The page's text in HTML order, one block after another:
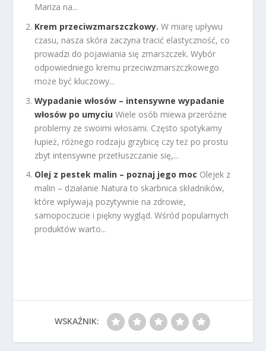
Mariza na...
Krem przeciwzmarszczkowy. W miarę upływu
czasu, nasza skóra zaczyna tracić elastyczność, co
prowadzi do pojawiania się zmarszczek. Wybór
odpowiedniego kremu przeciwzmarszczkowego
może być kluczowy...
Wypadanie włosów – intensywne wypadanie
włosów po umyciu Wiele osób miewa przeróżne
problemy ze swoimi włosami. Często spotykamy
łupież, różnego rodzaju grzybicę czy też po prostu
zbyt intensywne przetłuszczanie się,...
Olej z pestek malin – poznaj jego moc Olejek z
malin – działanie Natura to skarbnica składników,
które wpływają pozytywnie na zdrowie,
samopoczucie i piękny wygląd. Wśród popularnych
produktów warto...
WSKAŹNIK: